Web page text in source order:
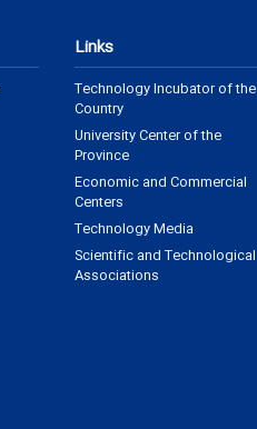
Links
Technology Incubator of the
Country
University Center of the
Province
Economic and Commercial
Centers
Technology Media
Scientific and Technological
Associations